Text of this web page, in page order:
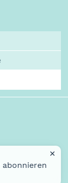
abonnieren
×